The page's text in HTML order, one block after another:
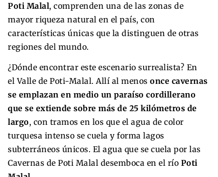
Poti Malal, comprenden una de las zonas de
mayor riqueza natural en el país, con
características únicas que la distinguen de otras
regiones del mundo.
¿Dónde encontrar este escenario surrealista? En
el Valle de Poti-Malal. Allí al menos once cavernas
se emplazan en medio un paraíso cordillerano
que se extiende sobre más de 25 kilómetros de
largo, con tramos en los que el agua de color
turquesa intenso se cuela y forma lagos
subterráneos únicos. El agua que se cuela por las
Cavernas de Poti Malal desemboca en el río Poti